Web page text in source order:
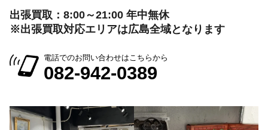
出張買取：8:00～21:00 年中無休
※出張買取対応エリアは広島全域となります
電話でのお問い合わせはこちらから
082-942-0389